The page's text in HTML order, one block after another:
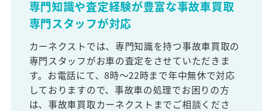
専門知識や査定経験が豊富な事故車買取
専門スタッフが対応
カーネクストでは、専門知識を持つ事故車買取の
専門スタッフがお車の査定をさせていただきま
す。お電話にて、8時～22時まで年中無休で対応
しておりますので、事故車の処理でお困りの方
は、事故車買取カーネクストまでご相談くださ